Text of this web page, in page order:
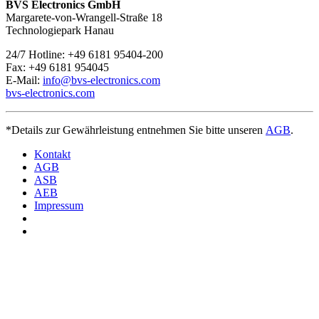
BVS Electronics GmbH
Margarete-von-Wrangell-Straße 18
Technologiepark Hanau
24/7 Hotline: +49 6181 95404-200
Fax: +49 6181 954045
E-Mail: info@bvs-electronics.com
bvs-electronics.com
*Details zur Gewährleistung entnehmen Sie bitte unseren AGB.
Kontakt
AGB
ASB
AEB
Impressum